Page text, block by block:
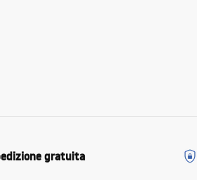
gratuita